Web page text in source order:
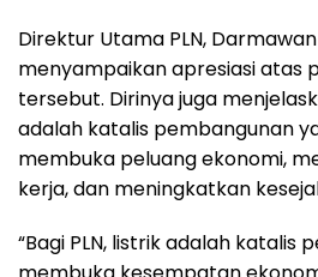
Direktur Utama PLN,
menyampaikan apresiasi atas
tersebut. Dirinya juga
adalah katalis pembangunan
membuka peluang ekonomi,
kerja, dan meningkatkan
“Bagi PLN, listrik adalah katalis